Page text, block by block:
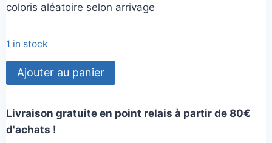
coloris aléatoire selon arrivage
1 in stock
quantité
de
fausse
fourrure
Ajouter au panier
Livraison gratuite en point relais à partir de 80€
d'achats !